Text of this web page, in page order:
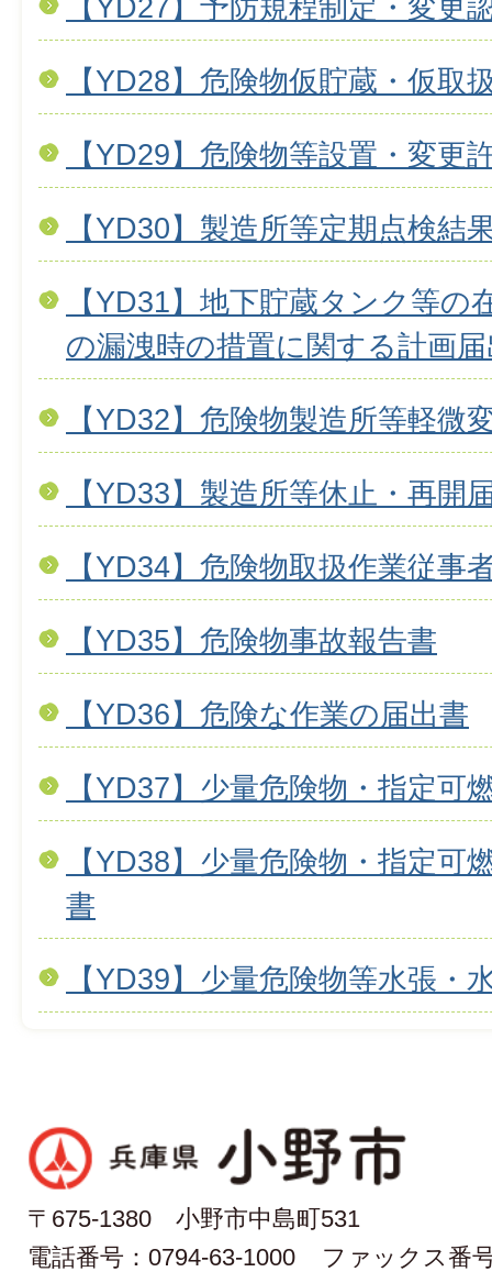
【YD27】予防規程制定・変更
【YD28】危険物仮貯蔵・仮取
【YD29】危険物等設置・変更
【YD30】製造所等定期点検結
【YD31】地下貯蔵タンク等の
の漏洩時の措置に関する計画
【YD32】危険物製造所等軽微
【YD33】製造所等休止・再開
【YD34】危険物取扱作業従事
【YD35】危険物事故報告書
【YD36】危険な作業の届出書
【YD37】少量危険物・指定可
【YD38】少量危険物・指定可
書
【YD39】少量危険物等水張・
〒675-1380 小野市中島町531
電話番号：0794-63-1000
ファックス番